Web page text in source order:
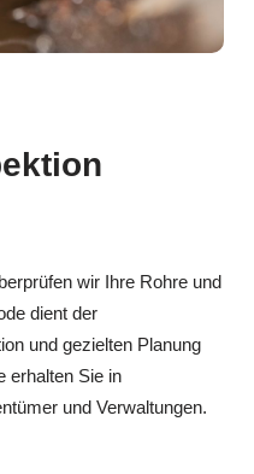
wir Ihre Rohre und
dient der
und gezielten Planung
erhalten Sie in
und Verwaltungen.